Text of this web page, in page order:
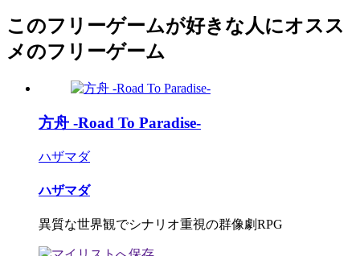
このフリーゲームが好きな人にオスス
メのフリーゲーム
方舟 -Road To Paradise-
ハザマダ
ハザマダ
異質な世界観でシナリオ重視の群像劇RPG